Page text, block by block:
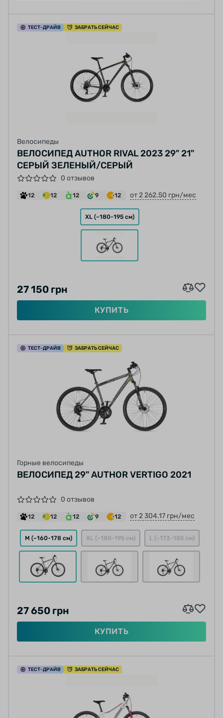
ТЕСТ-ДРАЙВ ЗАБРАТЬ СЕЙЧАС
Велосипеды
ВЕЛОСИПЕД AUTHOR RIVAL 2023 29" 21"
СЕРЫЙ ЗЕЛЕНЫЙ/СЕРЫЙ
0 отзывов
12 12 12 9 12 от 2 262.50 грн/мес
XL (~180-195 см)
27 150 грн
КУПИТЬ
ТЕСТ-ДРАЙВ ЗАБРАТЬ СЕЙЧАС
Горные велосипеды
ВЕЛОСИПЕД 29" AUTHOR VERTIGO 2021
0 отзывов
12 12 12 9 12 от 2 304.17 грн/мес
M (~160-178 см) XL (~180-195 см) L (~173-185 см)
27 650 грн
КУПИТЬ
ТЕСТ-ДРАЙВ ЗАБРАТЬ СЕЙЧАС